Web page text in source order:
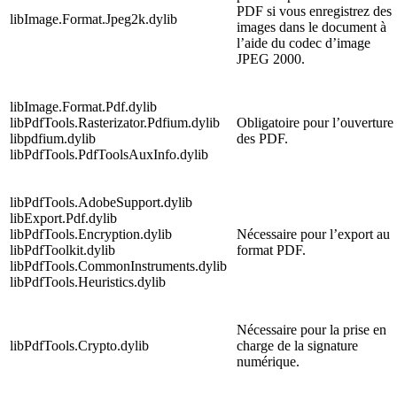
libImage.Format.Jpeg2k.dylib
PDF si vous enregistrez des
images dans le document à
l’aide du codec d’image
JPEG 2000.
libImage.Format.Pdf.dylib
libPdfTools.Rasterizator.Pdfium.dylib
libpdfium.dylib
libPdfTools.PdfToolsAuxInfo.dylib
Obligatoire pour l’ouverture
des PDF.
libPdfTools.AdobeSupport.dylib
libExport.Pdf.dylib
libPdfTools.Encryption.dylib
libPdfToolkit.dylib
libPdfTools.CommonInstruments.dylib
libPdfTools.Heuristics.dylib
Nécessaire pour l’export au
format PDF.
libPdfTools.Crypto.dylib
Nécessaire pour la prise en
charge de la signature
numérique.